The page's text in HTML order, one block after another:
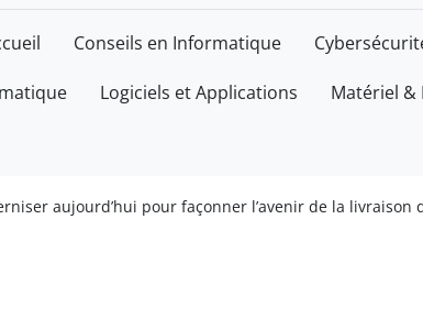
Conseils en Informatique
Logiciels et Applications Matériel &
aujourd’hui pour façonner l’avenir de la livraison